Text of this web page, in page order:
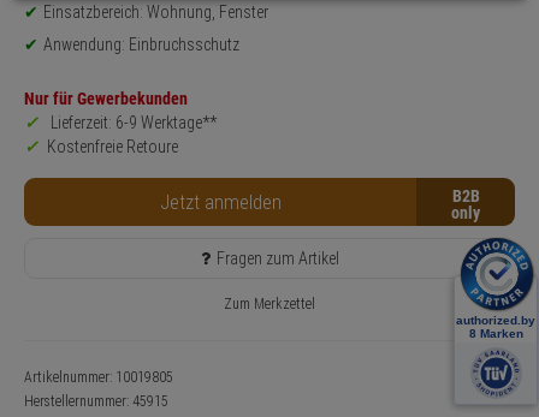
Einsatzbereich: Wohnung, Fenster
Anwendung: Einbruchsschutz
Nur für Gewerbekunden
Lieferzeit: 6-9 Werktage**
Kostenfreie Retoure
Jetzt anmelden B2B
Fragen zum Artikel
Zum Merkzettel
Artikelnummer: 10019805
Herstellernummer: 45915